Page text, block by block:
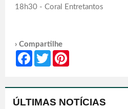
18h30 - Coral Entretantos
› Compartilhe
FacebookTwitter
ÚLTIMAS NOTÍCIAS